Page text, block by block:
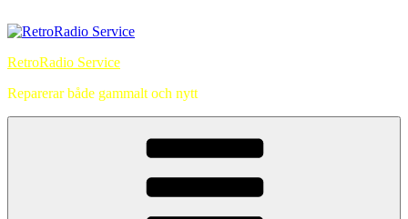
till
RetroRadio Service
Reparerar både gammalt och nytt